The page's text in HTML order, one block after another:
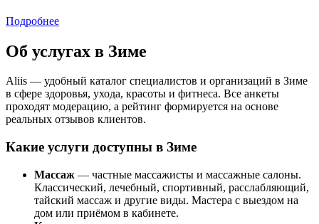
Подробнее
Об услугах в Зиме
Aliis — удобный каталог специалистов и организаций в Зиме
в сфере здоровья, ухода, красоты и фитнеса. Все анкеты
проходят модерацию, а рейтинг формируется на основе
реальных отзывов клиентов.
Какие услуги доступны в Зиме
Массаж — частные массажисты и массажные салоны.
Классический, лечебный, спортивный, расслабляющий,
тайский массаж и другие виды. Мастера с выездом на
дом или приёмом в кабинете.